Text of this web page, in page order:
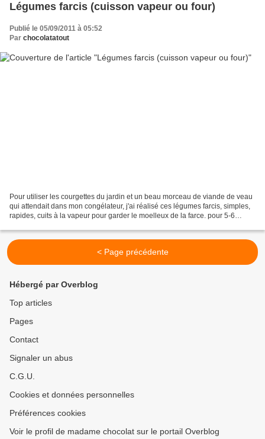
Légumes farcis (cuisson vapeur ou four)
Publié le 05/09/2011 à 05:52
Par chocolatatout
Pour utiliser les courgettes du jardin et un beau morceau de viande de veau
qui attendait dans mon congélateur, j'ai réalisé ces légumes farcis, simples,
rapides, cuits à la vapeur pour garder le moelleux de la farce. pour 5-6
< Page précédente
Hébergé par Overblog
Top articles
Pages
Contact
Signaler un abus
C.G.U.
Cookies et données personnelles
Préférences cookies
Voir le profil de madame chocolat sur le portail Overblog